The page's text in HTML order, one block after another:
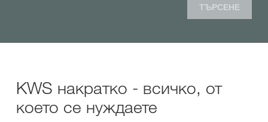
ТЪРСЕНЕ
KWS накратко - всичко, от
което се нуждаете